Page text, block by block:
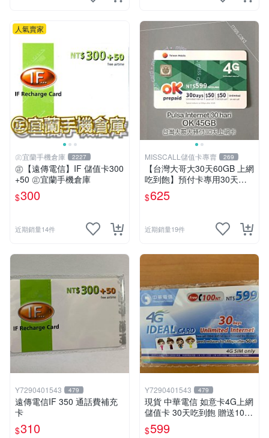
人氣賣家
㊣宜蘭手機倉庫 2227
㊣【遠傳電信】IF 儲值卡300
+50 ㊣宜蘭手機倉庫
$300
近期銷量14件
MISSCALL儲值卡專賣 269
【台灣大哥大30天60GB 上網
吃到飽】預付卡專用30天上
網補充卡/儲值卡．Internet O
K 台哥大．OK599⚡MissCall
$625
近期銷量19件
Y7290401543 479
遠傳電信IF 350 通話費補充
卡
$310
Y7290401543 479
現貨 中華電信 如意卡4G上網
儲值卡 30天吃到飽 贈送100
元通話費
$599